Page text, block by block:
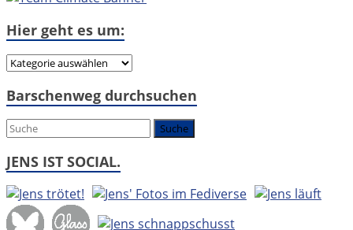
Hier geht es um:
Hier
es
Barschenweg durchsuchen
JENS IST SOCIAL.